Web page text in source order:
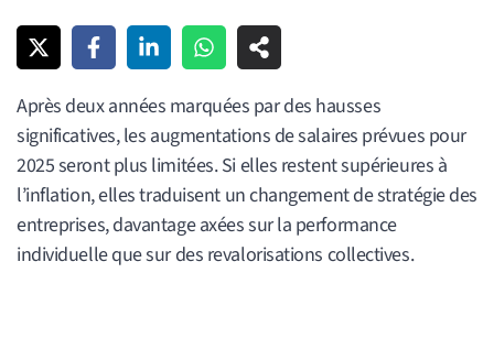
Après deux années marquées par des hausses
significatives, les augmentations de salaires prévues pour
2025 seront plus limitées. Si elles restent supérieures à
l’inflation, elles traduisent un changement de stratégie des
entreprises, davantage axées sur la performance
individuelle que sur des revalorisations collectives.